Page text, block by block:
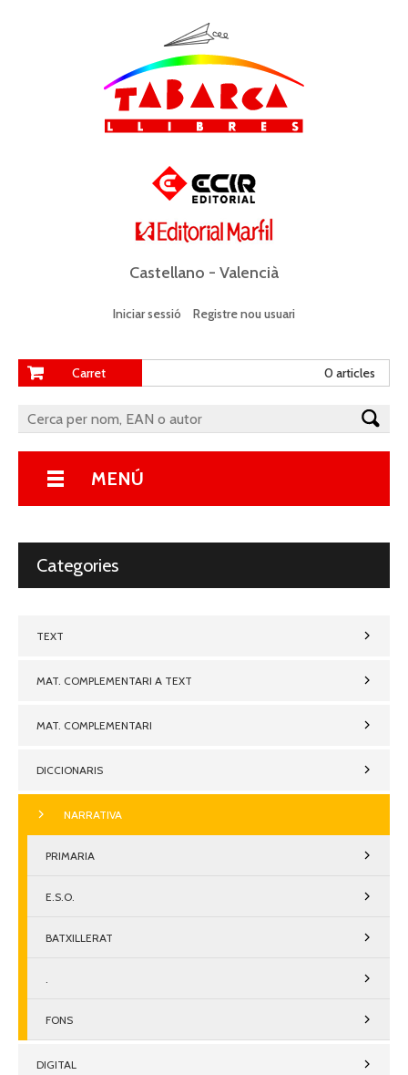
Castellano - Valencià
Iniciar sessió Registre nou usuari
Carret 0 articles
MENÚ
Categories
TEXT
MAT. COMPLEMENTARI A TEXT
MAT. COMPLEMENTARI
DICCIONARIS
NARRATIVA
PRIMARIA
E.S.O.
BATXILLERAT
.
FONS
DIGITAL